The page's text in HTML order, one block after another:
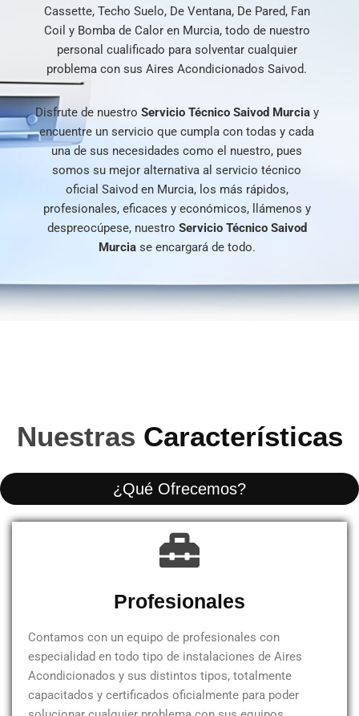
Cassette, Techo Suelo, De Ventana, De Pared, Fan
Coil y Bomba de Calor en Murcia, todo de nuestro
personal cualificado para solventar cualquier
problema con sus Aires Acondicionados Saivod.
Disfrute de nuestro Servicio Técnico Saivod Murciay
encuentre un servicio que cumpla con todas y cada
una de sus necesidades como el nuestro, pues
somos su mejor alternativa al servicio técnico
oficial Saivod en Murcia, los más rápidos,
profesionales, eficaces y económicos, llámenos y
despreocúpese, nuestro Servicio Técnico Saivod
Murciase encargará de todo.
Nuestras Características
¿Qué Ofrecemos?
Profesionales
Contamos con un equipo de profesionales con
especialidad en todo tipo de instalaciones de Aires
Acondicionados y sus distintos tipos, totalmente
capacitados y certificados oficialmente para poder